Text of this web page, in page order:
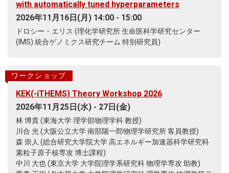
with automatically tuned hyperparameters
2026年11月16日(月) 14:00 - 15:00
ドロシー・エリス (理化学研究所 生命医科学研究センター
(IMS) 統合ゲノミクス研究チーム 特別研究員)
ワークショップ
KEK(-iTHEMS) Theory Workshop 2026
2026年11月25日(水) - 27日(金)
林 博貴 (東海大学 理学部物理学科 教授)
川合 光 (大阪公立大学 南部陽一郎物理学研究所 客員教授)
森 崇人 (総合研究大学院大学 高エネルギー加速器科学研究科
素粒子原子核専攻 博士課程)
中川 大也 (東京大学 大学院理学系研究科 物理学専攻 助教)